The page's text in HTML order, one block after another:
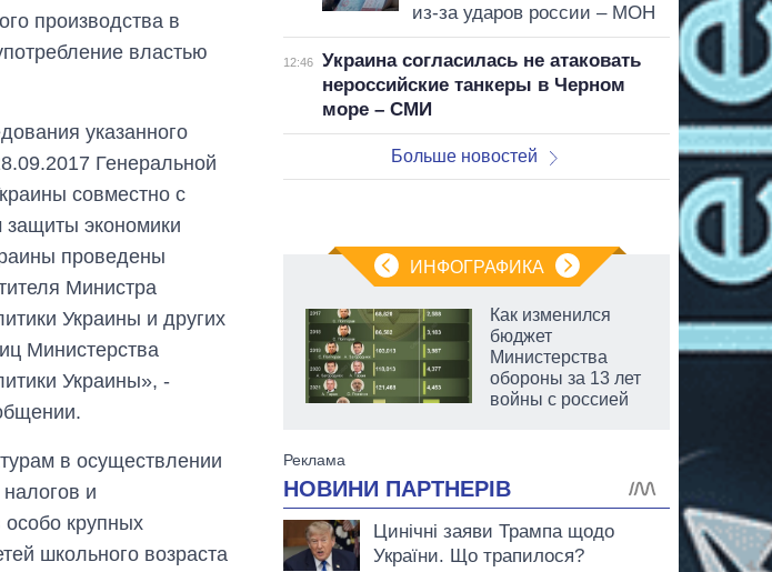
производства в
властью
указанного
Генеральной
совместно с
экономики
проведены
Министра
Украины и других
Министерства
Украины», -
в осуществлении
и
крупных
школьного возраста
из-за ударов россии – МОН
12:46
Украина согласилась не атаковать
нероссийские танкеры в Черном
море – СМИ
Больше новостей
ИНФОГРАФИКА
От 1 месяца – до 5
лет: кто и как долго
занимал
должность
Как изменился
бюджет
Министерства
обороны за 13 лет
войны с россией